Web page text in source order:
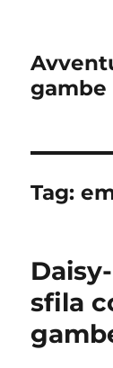
gambe
Tag:
sfila